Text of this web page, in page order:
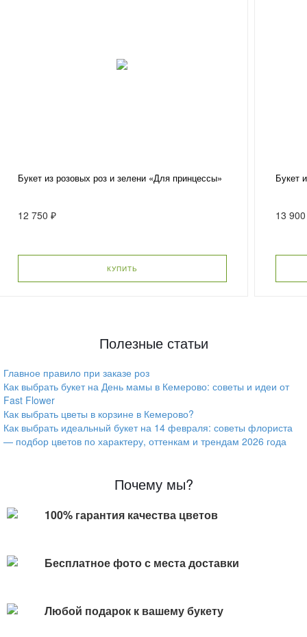
Букет из розовых роз и зелени «Для принцессы»
12 750 ₽
КУПИТЬ
Букет
13
Полезные статьи
Главное правило при заказе роз
Как выбрать букет на День мамы в Кемерово: советы и идеи от
Fast Flower
Как выбрать цветы в корзине в Кемерово?
Как выбрать идеальный букет на 14 февраля: советы флориста
— подбор цветов по характеру, оттенкам и трендам 2026 года
Почему мы?
100% гарантия качества цветов
Бесплатное фото с места доставки
Любой подарок к вашему букету